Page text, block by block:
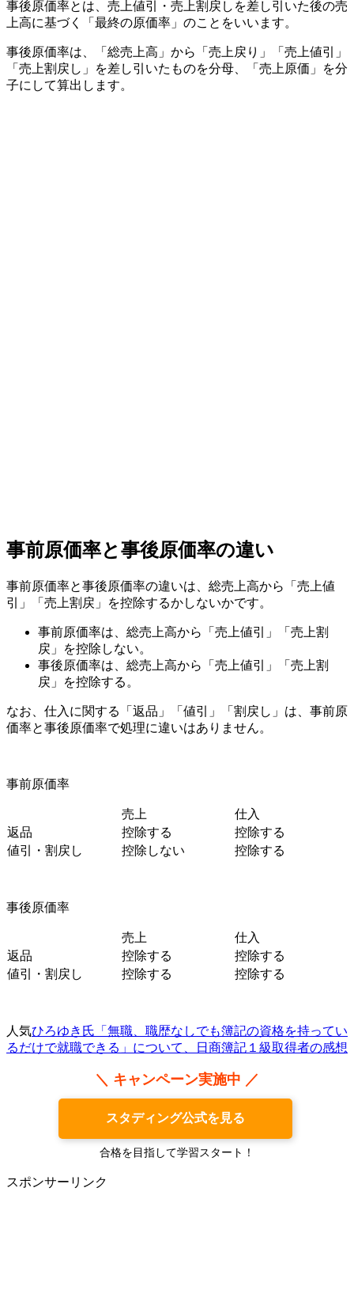
事後原価率とは、売上値引・売上割戻しを差し引いた後の売
上高に基づく「最終の原価率」のことをいいます。
事後原価率は、「総売上高」から「売上戻り」「売上値引」
「売上割戻し」を差し引いたものを分母、「売上原価」を分
子にして算出します。
事前原価率と事後原価率の違い
事前原価率と事後原価率の違いは、総売上高から「売上値
引」「売上割戻」を控除するかしないかです。
事前原価率は、総売上高から「売上値引」「売上割
戻」を控除しない。
事後原価率は、総売上高から「売上値引」「売上割
戻」を控除する。
なお、仕入に関する「返品」「値引」「割戻し」は、事前原
価率と事後原価率で処理に違いはありません。
事前原価率
売上
仕入
返品
控除する
控除する
値引・割戻し
控除しない 控除する
事後原価率
売上
仕入
返品
控除する
控除する
値引・割戻し
控除する 控除する
人気ひろゆき氏「無職、職歴なしでも簿記の資格を持ってい
るだけで就職できる」について、日商簿記１級取得者の感想
＼ キャンペーン実施中 ／
スタディング公式を見る
合格を目指して学習スタート！
スポンサーリンク